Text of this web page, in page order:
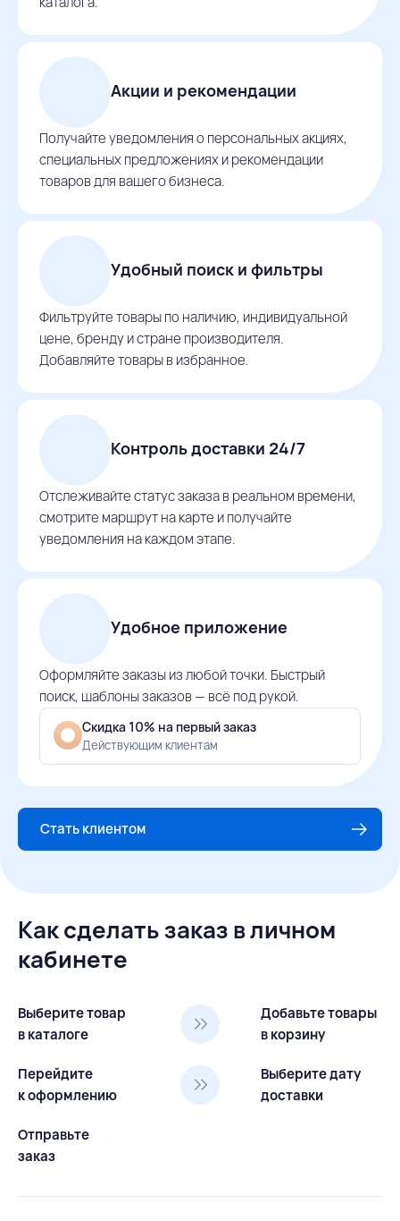
Акции и рекомендации
Получайте уведомления о персональных акциях,
специальных предложениях и рекомендации
товаров для вашего бизнеса.
Удобный поиск и фильтры
Фильтруйте товары по наличию, индивидуальной
цене, бренду и стране производителя.
Добавляйте товары в избранное.
Контроль доставки 24/7
Отслеживайте статус заказа в реальном времени,
смотрите маршрут на карте и получайте
уведомления на каждом этапе.
Удобное приложение
Оформляйте заказы из любой точки. Быстрый
поиск, шаблоны заказов — всё под рукой.
Скидка 10% на первый заказ
Действующим клиентам
Стать клиентом
Как сделать заказ в личном
кабинете
Выберите товар
в каталоге
Добавьте товары
в корзину
Перейдите
к оформлению
Выберите дату
доставки
Отправьте
заказ